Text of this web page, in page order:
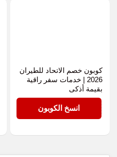
كوبون خصم الاتحاد للطيران
2026 | خدمات سفر راقية
بقيمة أذكى
ET96انسخ الكوبون